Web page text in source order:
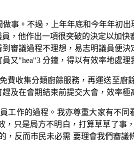
事。不過，上年年底和今年年初
，他作出一項很突破的決定以加
審議過程不理想，易志明議員便
又"hea"3 分鐘，得以有效率地處理
收集分類廚餘服務，再運送至
及在會期結束前提交大會，效率極
工作的過程。我亦尊重大家有不
只是局方不明白，打算草草了
反而市民未必需 要理會我們審